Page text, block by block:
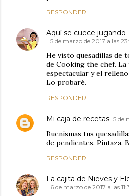
RESPONDER
Aquí se cuece jugando
5 de marzo de 2017 a las
He visto quesadillas de
de Cooking the chef.
espectacular y el
Lo probaré.
RESPONDER
Mi caja de recetas 5 de
Buenísmas tus
de pendientes. Pintaza.
RESPONDER
La cajita de Nieves y
6 de marzo de 2017 a las